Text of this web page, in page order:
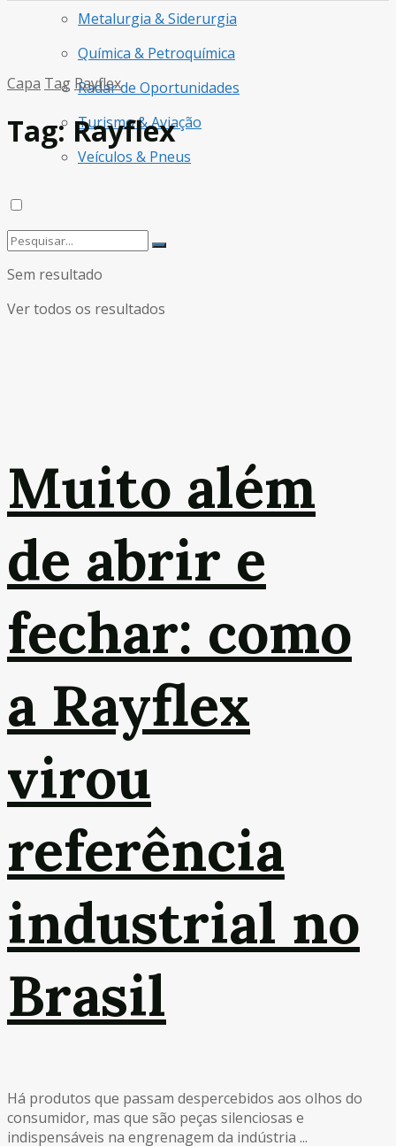
Metalurgia & Siderurgia
Química & Petroquímica
Radar de Oportunidades
Turismo & Aviação
Veículos & Pneus
Sem resultado
Ver todos os resultados
Capa Tag Rayflex
Tag:Rayflex
Muito além
de abrir e
fechar: como
a Rayflex
virou
referência
industrial no
Brasil
Há produtos que passam despercebidos aos olhos do
consumidor, mas que são peças silenciosas e
indispensáveis na engrenagem da indústria ...